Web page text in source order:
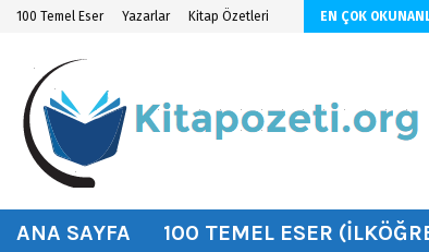
100 Temel Eser Yazarlar Kitap Özetleri EN ÇOK
ÖZETİ
ANA SAYFA 100 TEMEL ESER